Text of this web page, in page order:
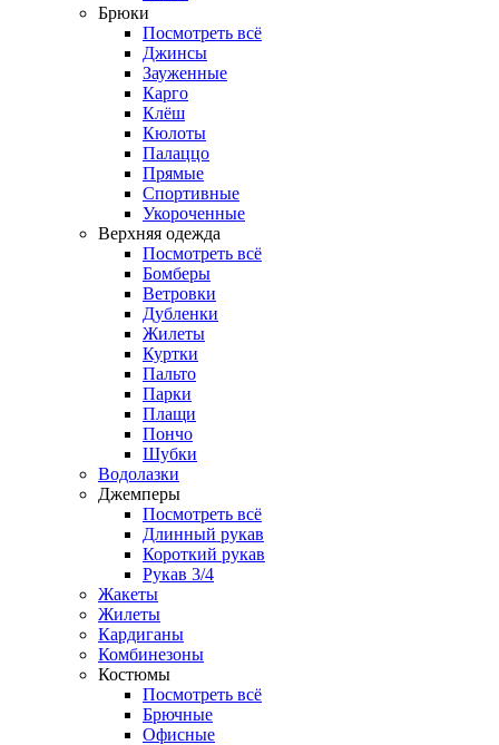
Брюки
Посмотреть всё
Джинсы
Зауженные
Карго
Клёш
Кюлоты
Палаццо
Прямые
Спортивные
Укороченные
Верхняя одежда
Посмотреть всё
Бомберы
Ветровки
Дубленки
Жилеты
Куртки
Пальто
Парки
Плащи
Пончо
Шубки
Водолазки
Джемперы
Посмотреть всё
Длинный рукав
Короткий рукав
Рукав 3/4
Жакеты
Жилеты
Кардиганы
Комбинезоны
Костюмы
Посмотреть всё
Брючные
Офисные